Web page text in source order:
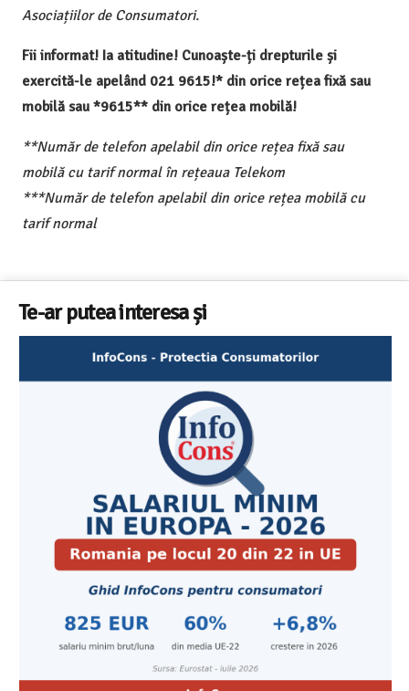
Asociațiilor de Consumatori.
Fii informat! Ia atitudine! Cunoaște-ți drepturile și
exercită-le apelând 021 9615!* din orice rețea fixă sau
mobilă sau *9615** din orice rețea mobilă!
**Număr de telefon apelabil din orice rețea fixă sau
mobilă cu tarif normal în rețeaua Telekom
***Număr de telefon apelabil din orice rețea mobilă cu
tarif normal
Te-ar putea interesa și
Cele mai bune masini de spalat vase independente cu
Aplicatia InfoCons